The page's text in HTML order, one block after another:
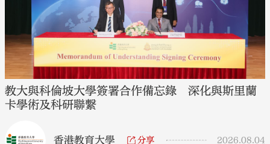
教大與科倫坡大學簽署合作備忘錄 深化與斯里蘭
卡學術及科研聯繫
香港教育大學 分享 2026.08.04